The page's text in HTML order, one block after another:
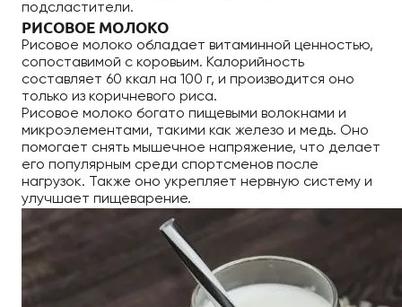
подсластители.
РИСОВОЕ МОЛОКО
Рисовое молоко обладает витаминной ценностью,
сопоставимой с коровьим. Калорийность
составляет 60 ккал на 100 г, и производится оно
только из коричневого риса.
Рисовое молоко богато пищевыми волокнами и
микроэлементами, такими как железо и медь. Оно
помогает снять мышечное напряжение, что делает
его популярным среди спортсменов после
нагрузок. Также оно укрепляет нервную систему и
улучшает пищеварение.